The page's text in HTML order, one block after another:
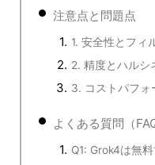
注意点と問題点
1. 安全性とフィ
2. 精度とハルシ
3. コストパフォ
よくある質問（
Q1: Grok4は無